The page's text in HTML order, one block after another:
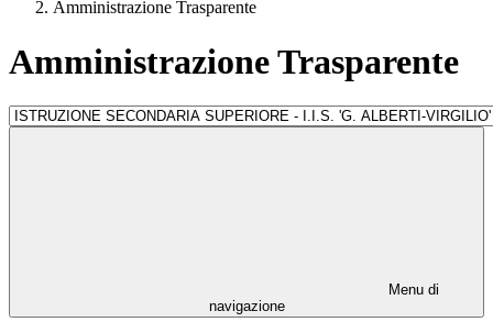
Amministrazione Trasparente
Amministrazione Trasparente
Menu di
navigazione